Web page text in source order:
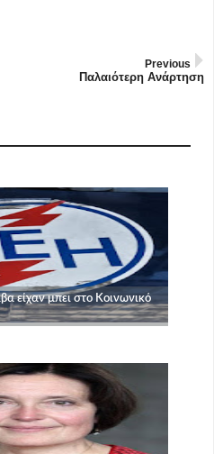
Previous
Παλαιότερη Ανάρτηση